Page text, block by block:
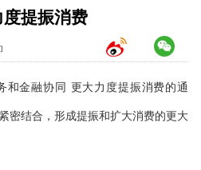
提振消费
和金融协同 更大力度提振消费的通
密结合，形成提振和扩大消费的更大